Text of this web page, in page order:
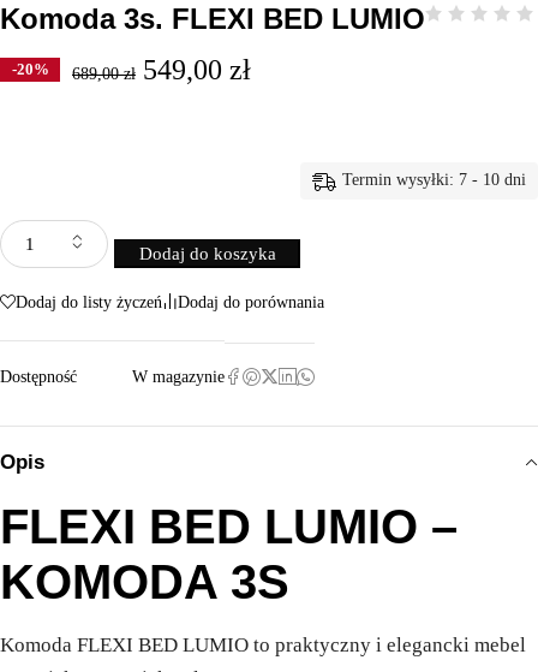
Komoda 3s. FLEXI BED LUMIO
-20% 689,00zł 549,00 zł
Dodaj do koszyka
Termin wysyłki: 7 - 10 dni
Dodaj do listy życzeń Dodaj do porównania
Dostępność W magazynie
Opis
FLEXI BED LUMIO –
KOMODA 3S
Komoda FLEXI BED LUMIO to praktyczny i elegancki mebel